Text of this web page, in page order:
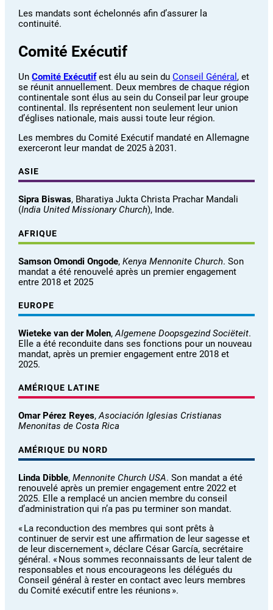
Les mandats sont échelonnés afin d’assurer la
continuité.
Comité Exécutif
UnComité Exécutifest élu au sein duConseil Général , et
se réunit annuellement. Deux membres de chaque région
continentale sont élus au sein du Conseil par leur groupe
continental. Ils représentent non seulement leur union
d’églises nationale, mais aussi toute leur région.
Les membres du Comité Exécutif mandaté en Allemagne
exerceront leur mandat de 2025 à 2031.
ASIE
Sipra Biswas, Bharatiya Jukta Christa Prachar Mandali
(India United Missionary Church), Inde.
AFRIQUE
Samson Omondi Ongode,Kenya Mennonite Church. Son
mandat a été renouvelé après un premier engagement
entre 2018 et 2025
EUROPE
Wieteke van der Molen,Algemene Doopsgezind Sociëteit.
Elle a été reconduite dans ses fonctions pour un nouveau
mandat, après un premier engagement entre 2018 et
2025.
AMÉRIQUE LATINE
Omar Pérez Reyes,Asociación Iglesias Cristianas
Menonitas de Costa Rica
AMÉRIQUE DU NORD
Linda Dibble,Mennonite Church USA. Son mandat a été
renouvelé après un premier engagement entre 2022 et
2025. Elle a remplacé un ancien membre du conseil
d’administration qui n’a pas pu terminer son mandat.
« La reconduction des membres qui sont prêts à
continuer de servir est une affirmation de leur sagesse et
de leur discernement », déclare César García, secrétaire
général. « Nous sommes reconnaissants de leur talent de
responsables et nous encourageons les délégués du
Conseil général à rester en contact avec leurs membres
du Comité exécutif entre les réunions ».